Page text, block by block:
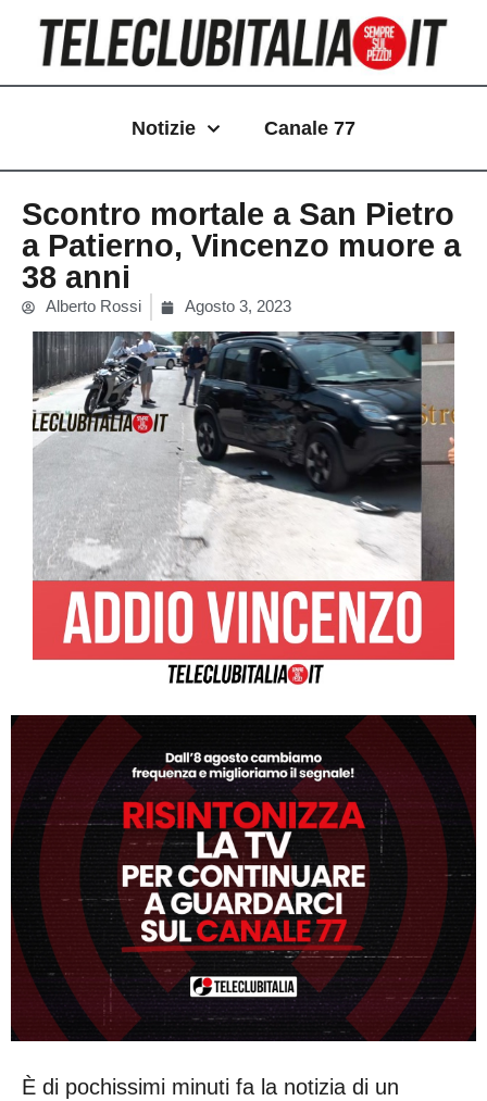
contenuto
Notizie Canale 77
Scontro mortale a San Pietro
a Patierno, Vincenzo muore a
38 anni
Alberto Rossi Agosto 3, 2023
È di pochissimi minuti fa la notizia di un